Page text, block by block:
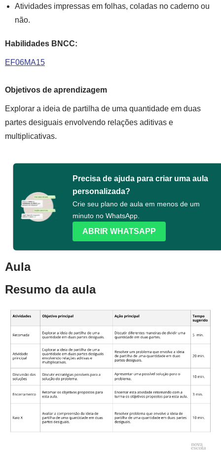
Atividades impressas em folhas, coladas no caderno ou
não.
Habilidades BNCC:
EF06MA15
Objetivos de aprendizagem
Explorar a ideia de partilha de uma quantidade em duas
partes desiguais envolvendo relações aditivas e
multiplicativas.
Precisa de ajuda para criar uma aula
personalizada?
Crie seu plano de aula em menos de um
minuto no WhatsApp.
ABRIR WHATSAPP
Aula
Resumo da aula